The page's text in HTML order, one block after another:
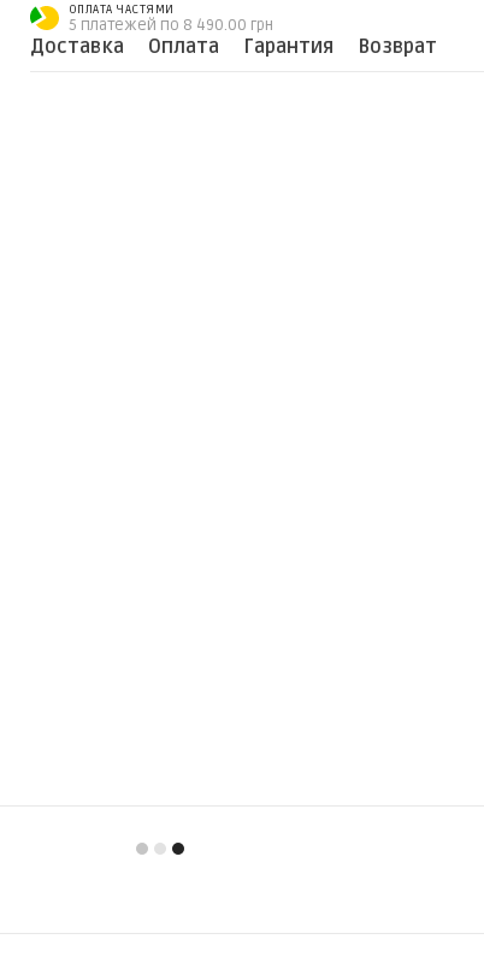
ОПЛАТА ЧАСТЯМИ
5 платежей по 8 490.00 грн
Доставка Оплата Гарантия Возврат